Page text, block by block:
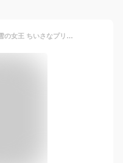
ディズニー DN 22 WCESPアナと雪の女王 ちいさなプリンセスソフィア ムーンスター スパイク付き 防水 防寒 防滑ブーツ ウィーンターブーツ スノーブーツ 月星 女の子 キッズ ジュニア 子供靴